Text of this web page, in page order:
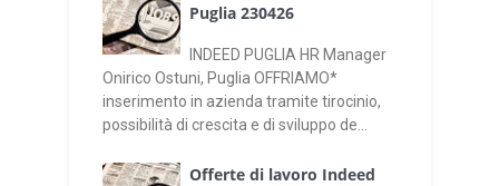
Puglia 230426
INDEED PUGLIA HR Manager
Onirico Ostuni, Puglia OFFRIAMO*
inserimento in azienda tramite tirocinio,
possibilità di crescita e di sviluppo de...
Offerte di lavoro Indeed